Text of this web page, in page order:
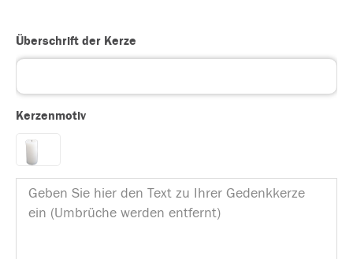
Überschrift der Kerze
Kerzenmotiv